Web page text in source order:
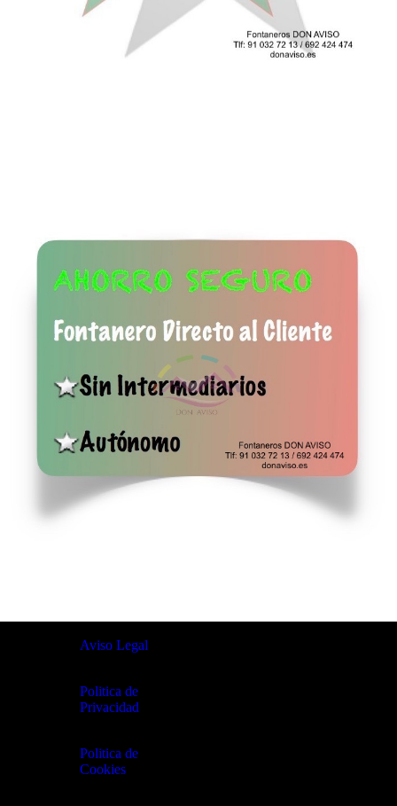
Aviso Legal
Politica de
Privacidad
Politica de
Cookies